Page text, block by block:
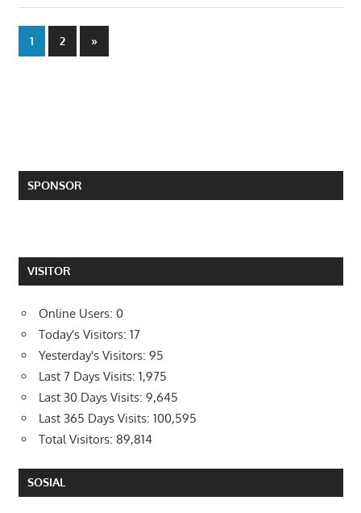
Posts
1 2
Next
Posts
»
SPONSOR
VISITOR
Online Users: 0
Today's Visitors: 17
Yesterday's Visitors: 95
Last 7 Days Visits: 1,975
Last 30 Days Visits: 9,645
Last 365 Days Visits: 100,595
Total Visitors: 89,814
SOSIAL